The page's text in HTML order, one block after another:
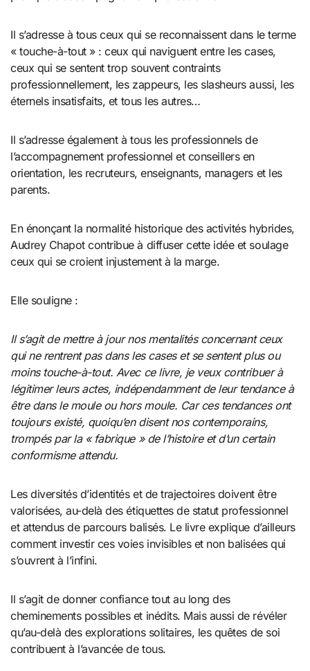
Il s’adresse à tous ceux qui se reconnaissent dans le terme
« touche-à-tout » : ceux qui naviguent entre les cases,
ceux qui se sentent trop souvent contraints
professionnellement, les zappeurs, les slasheurs aussi, les
éternels insatisfaits, et tous les autres…
Il s’adresse également à tous les professionnels de
l’accompagnement professionnel et conseillers en
orientation, les recruteurs, enseignants, managers et les
parents.
En énonçant la normalité historique des activités hybrides,
Audrey Chapot contribue à diffuser cette idée et soulage
ceux qui se croient injustement à la marge.
Elle souligne :
Il s’agit de mettre à jour nos mentalités concernant ceux
qui ne rentrent pas dans les cases et se sentent plus ou
moins touche-à-tout. Avec ce livre, je veux contribuer à
légitimer leurs actes, indépendamment de leur tendance à
être dans le moule ou hors moule. Car ces tendances ont
toujours existé, quoiqu’en disent nos contemporains,
trompés par la « fabrique » de l’histoire et d’un certain
conformisme attendu.
Les diversités d’identités et de trajectoires doivent être
valorisées, au-delà des étiquettes de statut professionnel
et attendus de parcours balisés. Le livre explique d’ailleurs
comment investir ces voies invisibles et non balisées qui
s’ouvrent à l’infini.
Il s’agit de donner confiance tout au long des
cheminements possibles et inédits. Mais aussi de révéler
qu’au-delà des explorations solitaires, les quêtes de soi
contribuent à l’avancée de tous.